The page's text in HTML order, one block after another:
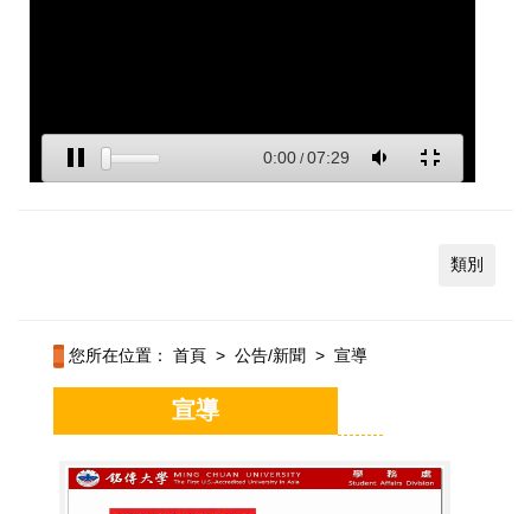
類別
您所在位置： 首頁 > 公告/新聞 > 宣導
宣導